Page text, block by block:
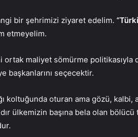
bir şehrimizi ziyaret edelim.
etmeyelim.
maliyet sömürme politikasıyla
başkanlarını seçecektir.
koltuğunda oturan ama gözü,
ülkemizin başına bela olan